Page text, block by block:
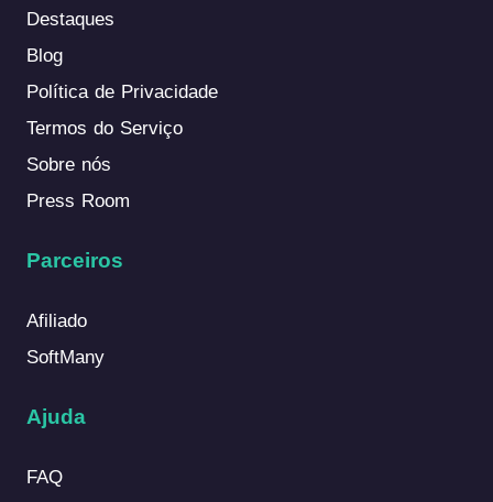
Destaques
Blog
Política de Privacidade
Termos do Serviço
Sobre nós
Press Room
Parceiros
Afiliado
SoftMany
Ajuda
FAQ